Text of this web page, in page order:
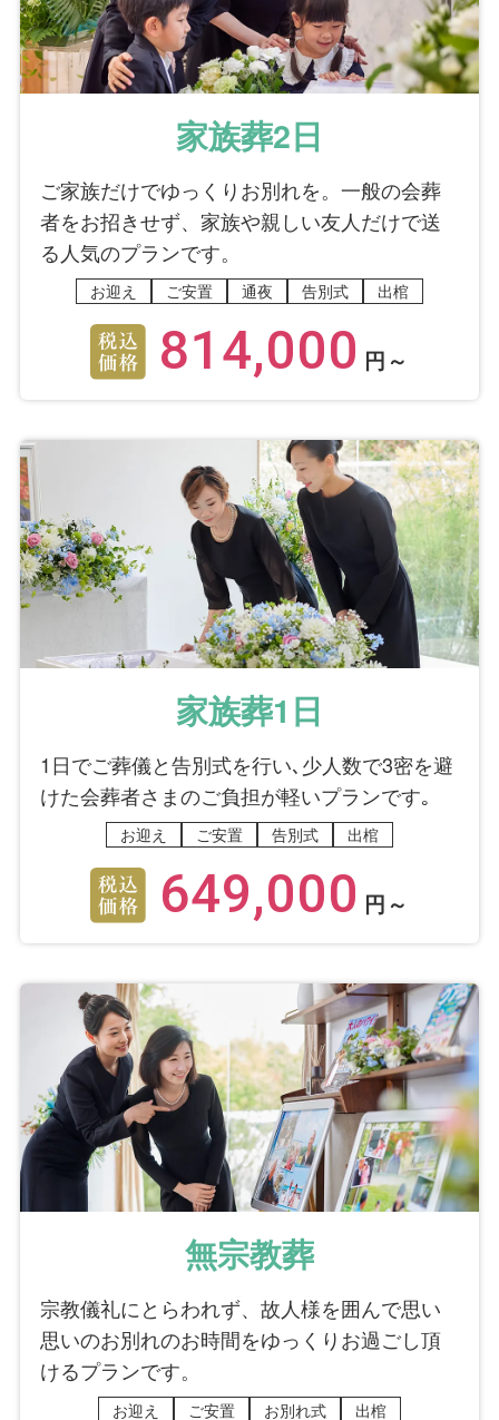
家族葬2日
ご家族だけでゆっくりお別れを。一般の会葬
者をお招きせず、家族や親しい友人だけで送
る人気のプランです。
お迎え ご安置 通夜 告別式 出棺
814,000 円～
家族葬1日
1日でご葬儀と告別式を行い､少人数で3密を避
けた会葬者さまのご負担が軽いプランです｡
お迎え ご安置 告別式 出棺
649,000 円～
無宗教葬
宗教儀礼にとらわれず、故人様を囲んで思い
思いのお別れのお時間をゆっくりお過ごし頂
けるプランです。
お迎え ご安置 お別れ式 出棺